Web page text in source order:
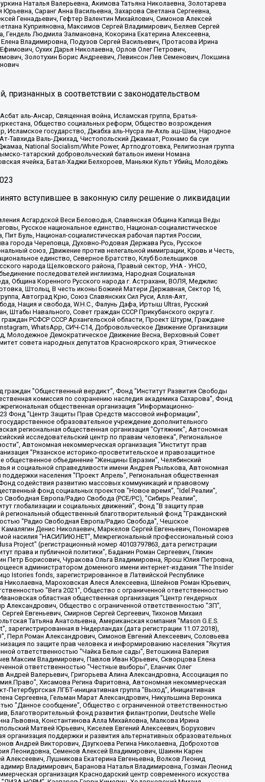
Наталья Валерьевна, Акимова Татьяна Николаевна, Золотарева
Саранг Анна Васильевна, Захарова Светлана Сергеевна,
Геннадьевич, Гефтер Валентин Михайлович, Симонов Алексей
Куприяновна, Максимов Сергей Владимирович, Беляев Сергей
Гендель Людмила Залмановна, Кокорина Екатерина Алексеевна,
Владимировна, Подузов Сергей Васильевич, Протасова Ирина
Сухих Дарья Николаевна, Орлов Олег Петрович,
Золотухин Борис Андреевич, Левинсон Лев Семенович, Локшина
в соответствии с законодательством
аль-Ансар, Священная война, Исламская группа, Братья-
Общество социальных реформ, Общество возрождения
Исламское государство, Джабха аль-Нусра ли-Ахль аш-Шам, Народное
Тавхида Валь-Джихад, Чистопольский Джамаат, Рохнамо ба суи
National Socialism/White Power, Артподготовка, Религиозная группа
татарский добровольческий батальон имени Номана
ячейка, Батал-Хаджи Белхороев, Маньяки Культ Убийц, Молодёжь
вступившее в законную силу решение о ликвидации
Асгардской Веси Беловодья, Славянская Община Капища Веды
Русское национальное единство, Национал-социалистическое
Буль, Национал-социалистическая рабочая партия России,
города Череповца, Духовно-Родовая Держава Русь, Русское
союз, Движение против нелегальной иммиграции, Кровь и Честь,
единство, Северное Братство, Клуб Болельщиков
народа Щелковского района, Правый сектор, УНА - УНСО,
последователей инглиизма, Народная Социальная
Община Коренного Русского народа г. Астрахани, ВОЛЯ, Меджлис
Штольц, В честь иконы Божией Матери Державная, Сектор 16,
Автоград Крю, Союз Славянских Сил Руси, Алля-Аят,
Нация и свобода, W.H.С., Фалунь Дафа, Иртыш Ultras, Русский
Навального, Совет граждан СССР Прикубанского округа г.
РСФСР СССР Архангельской области, Проект Штурм, Граждане
WhatsApp, СИЧ-С14, Добровольческое Движение Организации
Молодежное Демократическое Движение Весна, Верховный Совет
совета народных депутатов Красноярского края, Этническое
ответственностью "Честные выборы", Еланчик Олег Александрович, Общество с ограниченной ответственностью "Нобелевский призыв", Гималова Регина Эмилевна, Григорьев Андрей Валерьевич, Григорьева Алина Александровна, Ассоциация по содействию защите прав призывников, альтернативнослужащих и военнослужащих "Правозащитная группа "Гражданин.Армия.Право", Хисамова Регина Фаритовна, Автономная некоммерческая организация по реализации социально-правовых программ "Лилит", Дальневосточное общественное движение "Маяк", Санкт-Петербургская ЛГБТ-инициативная группа "Выход", Инициативная группа ЛГБТ+ "Реверс", Алексеев Андрей Викторович, Бекбулатова Таисия Львовна, Беляев Иван Михайлович, Владыкина Елена Сергеевна, Гельман Марат Александрович, Никульшина Вероника Юрьевна, Толоконникова Надежда Андреевна, Шендерович Виктор Анатольевич, Общество с ограниченной ответственностью "Данное сообщение", Общество с ограниченной ответственностью Издательский дом "Новая глава", Айнбиндер Александра Александровна, Московский комьюнити-центр для ЛГБТ+инициатив, Благотворительный фонд развития филантропии, Deutsche Welle (Германия, Kurt-Schumacher-Strasse 3, 53113 Bonn), Борзунова Мария Михайловна, Воробьев Виктор Викторович, Голубева Анна Львовна, Константинова Алла Михайловна, Малкова Ирина Владимировна, Мурадов Мурад Абдулгалимович, Осетинская Елизавета Николаевна, Понасенков Евгений Николаевич, Ганапольский Матвей Юрьевич, Киселев Евгений Алексеевич, Борухович Ирина Григорьевна, Дремин Иван Тимофеевич, Дубровский Дмитрий Викторович, Красноярская региональная общественная организация поддержки и развития альтернативных образовательных технологий и межкультурных коммуникаций "ИНТЕРРА", Маяковская Екатерина Алексеевна, Фейгин Марк Захарович, Филимонов Андрей Викторович, Дзугкоева Регина Николаевна, Доброхотов Роман Александрович, Дудь Юрий Александрович, Елкин Сергей Владимирович, Кругликов Кирилл Игоревич, Сабунаева Мария Леонидовна, Семенов Алексей Владимирович, Шаинян Карен Багратович, Шульман Екатерина Михайловна, Асафьев Артур Валерьевич, Вахштайн Виктор Семенович, Венедиктов Алексей Алексеевич, Лушникова Екатерина Евгеньевна, Волков Леонид Михайлович, Невзоров Александр Глебович, Пархоменко Сергей Борисович, Сироткин Ярослав Николаевич, Кара-Мурза Владимир Владимирович, Баранова Наталья Владимировна, Гозман Леонид Яковлевич, Кагарлицкий Борис Юльевич, Климарев Михаил Валерьевич, Милов Владимир Станиславович, Автономная некоммерческая организация Краснодарский центр современного искусства "Типография", Моргенштерн Алишер Тагирович, Соболь Любовь Эдуардовна, Общество с ограниченной ответственностью "ЛИЗА НОРМ", Каспаров Гарри Кимович, Ходорковский Михаил Борисович, Общество с ограниченной ответственностью "Апрельские тезисы", Данилович Ирина Брониславовна, Кашин Олег Владимирович, Петров Николай Владимирович, Пивоваров Алексей Владимирович, Соколов Михаил Владимирович, Цветкова Юлия Владимировна, Чичваркин Евгений Александрович, Комитет против пыток/Команда против пыток, Общество с ограниченной ответственностью "Первый научный", Общество с ограниченной ответственностью "Вертолет и ко", Белоцерковская Вероника Борисовна, Кац Максим Евгеньевич, Лазарева Татьяна Юрьевна, Шаведдинов Руслан Табризович, Яшин Илья Валерьевич, Общество с ограниченной ответственностью "Иноагент ААВ", Алешковский Дмитрий Петрович, Альбац Евгения Марковна, Быков Дмитрий Львович, Галямина Юлия Евгеньевна, Лойко Сергей Леонидович, Мартынов Кирилл Константинович, Медведев Сергей Александрович, Крашенинников Федор Геннадиевич, Гордеева Катерина Вл